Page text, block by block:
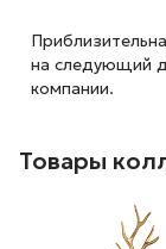
на следующий
компании.
Товары